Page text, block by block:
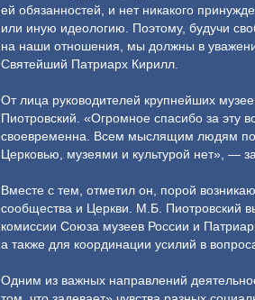
ей обязанностей, и нет никакого
или иную идеологию. Поэтому, будучи
на наши отношения, мы должны в
Святейший Патриарх Кирилл.
От лица руководителей крупнейших
Пиотровский. «Огромное спасибо за эту
своевременна. Всем мыслящим людям
Церковью, музеями и культурой нет», —
Вместе с тем, отметил он, порой
сообщества и Церкви. М.Б. Пиотровский
комиссии Союза музеев России и
а также для координации усилий в
Одним из важных направлений